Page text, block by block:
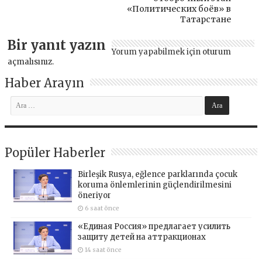
«Политических боёв» в
Татарстане
Bir yanıt yazın Yorum yapabilmek için oturum
açmalısınız.
Haber Arayın
Popüler Haberler
Birleşik Rusya, eğlence parklarında çocuk
koruma önlemlerinin güçlendirilmesini
öneriyor
6 saat önce
«Единая Россия» предлагает усилить
защиту детей на аттракционах
14 saat önce